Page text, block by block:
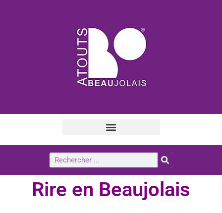
Rire en Beaujolais